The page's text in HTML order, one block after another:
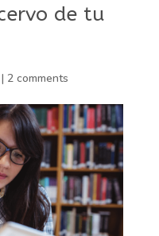
de tu
| 2 comments